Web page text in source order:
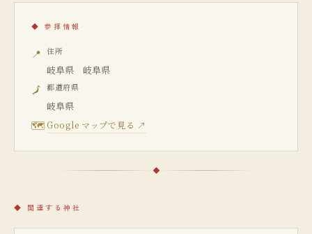
◆ 参拝情報
📍 住所
岐阜県 岐阜県
🗾 都道府県
岐阜県
🗺 Google マップで見る ↗
◆ 関連する神社